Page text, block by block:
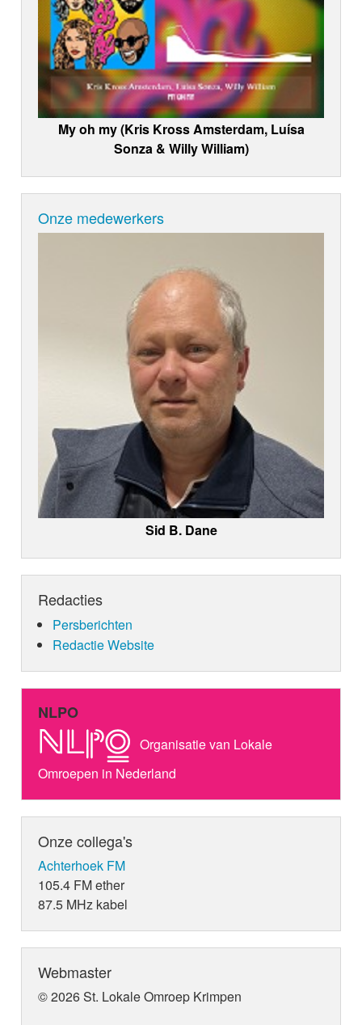
My oh my (Kris Kross Amsterdam, Luísa
Sonza & Willy William)
Onze medewerkers
Sid B. Dane
Redacties
Persberichten
Redactie Website
NLPO
Organisatie van Lokale
Omroepen in Nederland
Onze collega's
Achterhoek FM
105.4 FM ether
87.5 MHz kabel
Webmaster
© 2026 St. Lokale Omroep Krimpen